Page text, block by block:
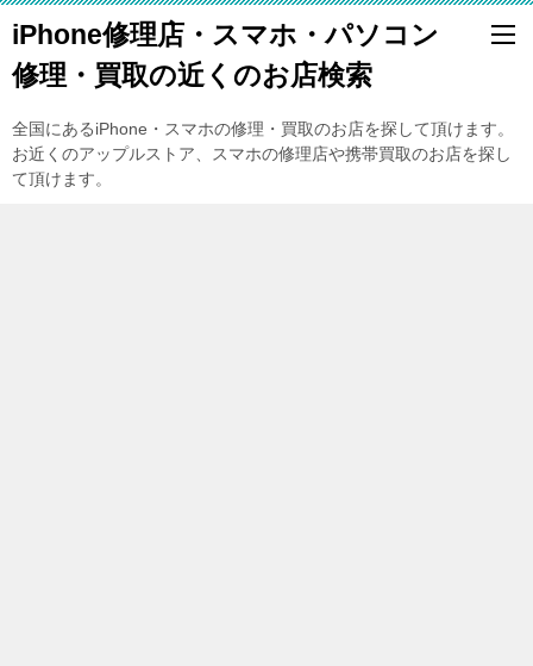
iPhone修理店・スマホ・パソコン
修理・買取の近くのお店検索
全国にあるiPhone・スマホの修理・買取のお店を探して頂けます。
お近くのアップルストア、スマホの修理店や携帯買取のお店を探し
て頂けます。